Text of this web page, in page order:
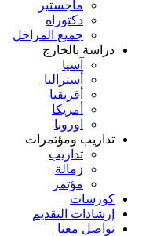
ماجستير
دكتوراه
جميع المراحل
دراسة بالخارج
آسيا
أستراليا
أفريقيا
أمريكا
اوروبا
تداريب ومؤتمرات
تداريب
زمالة
مؤتمر
كورسات
إرشادات التقديم
تواصل معنا